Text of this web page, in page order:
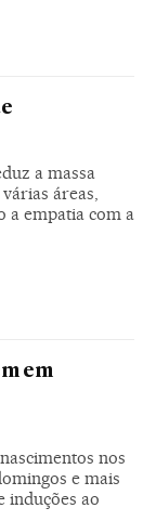
a massa
áreas,
a empatia com a
em
nos
e mais
induções ao